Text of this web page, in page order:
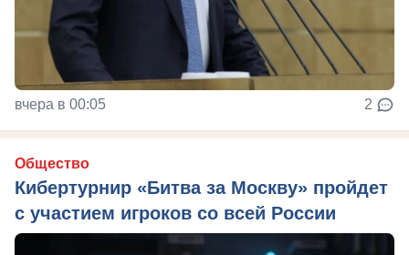
вчера в 00:05 2
Общество
Кибертурнир «Битва за Москву» пройдет
с участием игроков со всей России